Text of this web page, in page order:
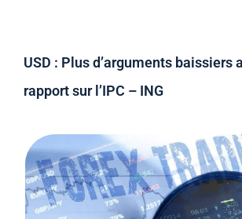
USD : Plus d’arguments baissiers
rapport sur l’IPC – ING